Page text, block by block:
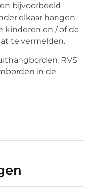
bijvoorbeeld
elkaar hangen.
kinderen en / of de
te vermelden.